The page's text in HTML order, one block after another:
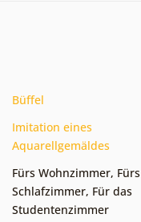
Büffel
Imitation eines
Aquarellgemäldes
Fürs Wohnzimmer, Fürs
Schlafzimmer, Für das
Studentenzimmer